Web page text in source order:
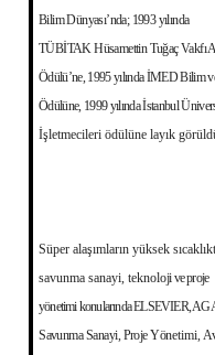
Bilim Dünyası’nda; 1993 yılında
TÜBİTAK Hüsamettin Tuğaç Vakfı
Ödülü’ne, 1995 yılında İMED Bilim
Ödülüne, 1999 yılında İstanbul
İşletmecileri ödülüne layık
Süper alaşımların yüksek
savunma sanayi, teknolo­ji ve proje
yönetimi konularında ELSEVIER,
Savunma Sanayi, Proje Yönetimi,